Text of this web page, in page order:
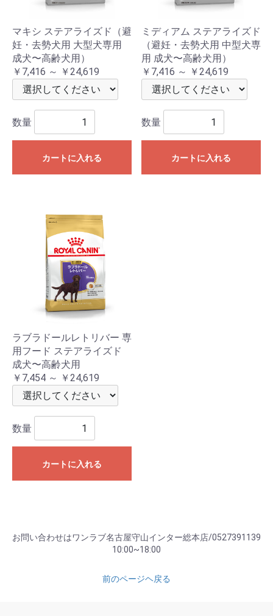
マキシ ステアライズド（避
妊・去勢犬用 大型犬専用
成犬〜高齢犬用）
￥7,416 ～ ￥24,619
数量
カートに入れる
ミディアム ステアライズド
（避妊・去勢犬用 中型犬専
用 成犬〜高齢犬用）
￥7,416 ～ ￥24,619
数量
カートに入れる
ラブラドールレトリバー 専
用フード ステアライズド
成犬〜高齢犬用
￥7,454 ～ ￥24,619
数量
カートに入れる
お問い合わせはワンラブ名古屋守山インター総本店/0527391139
10:00~18:00
前のページヘ戻る